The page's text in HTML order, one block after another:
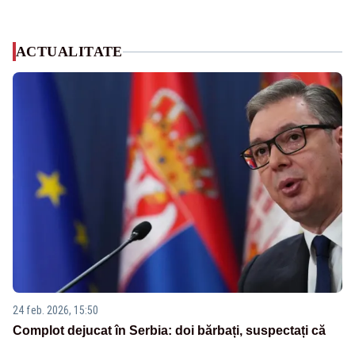
ACTUALITATE
24 feb. 2026, 15:50
Complot dejucat în Serbia: doi bărbați, suspectați că